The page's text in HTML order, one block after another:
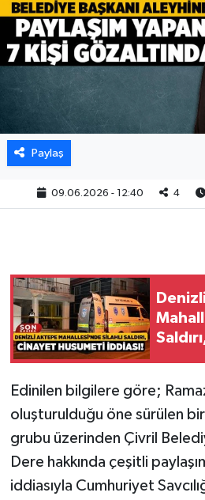
Paylaş
09.06.2026 - 12:40 4
Edinilen bilgilere göre;
oluşturulduğu öne sürülen
grubu üzerinden Çivril
Dere hakkında çeşitli
iddiasıyla Cumhuriyet